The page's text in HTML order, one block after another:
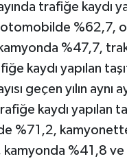
trafiğe kaydı
%62,7,
%47,7,
kaydı yapılan
geçen yılın
kaydı
%71,2,
%41,8